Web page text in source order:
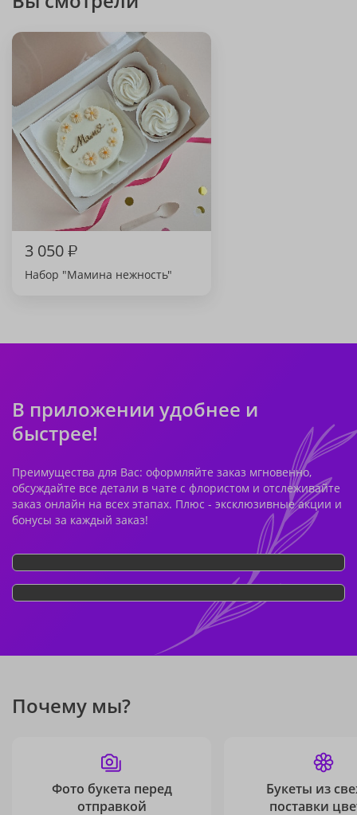
3 050₽
Набор "Мамина нежность"
В приложении удобнее и
быстрее!
Преимущества для Вас: оформляйте заказ мгновенно,
обсуждайте все детали в чате с флористом и отслеживайте
заказ онлайн на всех этапах. Плюс - эксклюзивные акции и
бонусы за каждый заказ!
Почему мы?
Фото букета перед
отправкой
Букеты из
поставки